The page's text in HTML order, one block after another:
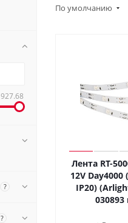
По умолчанию
Лента RT-
12V
IP20)
927.68
?
?